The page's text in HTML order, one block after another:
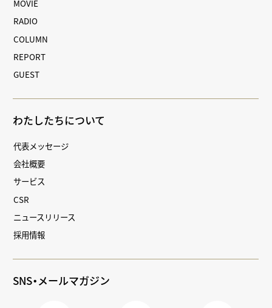
MOVIE
RADIO
COLUMN
REPORT
GUEST
わたしたちについて
代表メッセージ
会社概要
サービス
CSR
ニュースリリース
採用情報
SNS・メールマガジン